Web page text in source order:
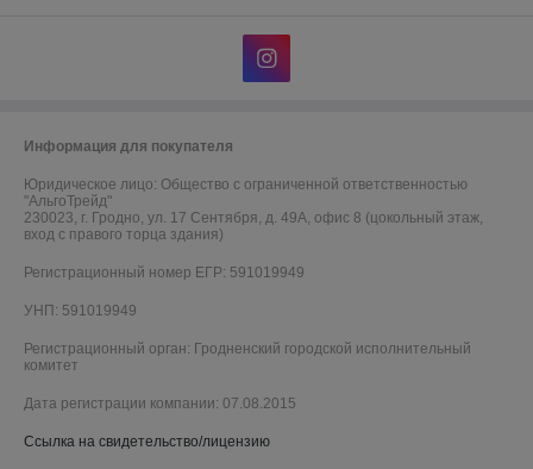
Информация для покупателя
Юридическое лицо: Общество с ограниченной ответственностью
"АльгоТрейд"
230023, г. Гродно, ул. 17 Сентября, д. 49А, офис 8 (цокольный этаж,
вход с правого торца здания)
Регистрационный номер ЕГР: 591019949
УНП: 591019949
Регистрационный орган: Гродненский городской исполнительный
комитет
Дата регистрации компании: 07.08.2015
Ссылка на свидетельство/лицензию